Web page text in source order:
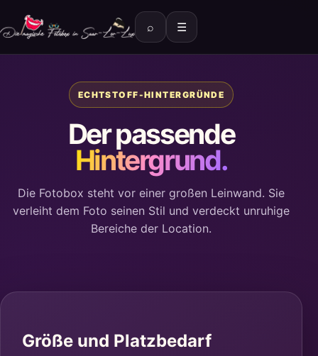
⌕ ☰
ECHTSTOFF-HINTERGRÜNDE
Der passende
Hintergrund.
Die Fotobox steht vor einer großen Leinwand. Sie
verleiht dem Foto seinen Stil und verdeckt unruhige
Bereiche der Location.
Größe und Platzbedarf